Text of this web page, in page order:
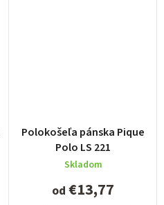
Polokošeľa pánska Pique
Polo LS 221
Skladom
od €13,77